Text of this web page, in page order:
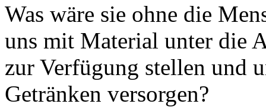
Was wäre sie ohne die
uns mit Material unter die
zur Verfügung stellen und
Getränken versorgen?